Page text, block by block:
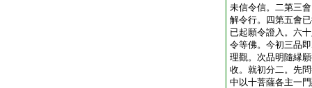
未信令信。二第三
解令行。四第五會
已起願令證入。六
令等佛。今初三品
理觀。次品明隨縁
收。就初分二。先
中以十菩薩各主一